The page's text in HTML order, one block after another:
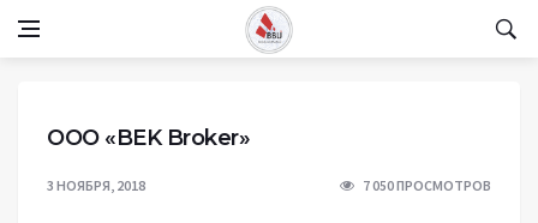
OOO «BEK Broker»
3 НОЯБРЯ, 2018 7 050 ПРОСМОТРОВ